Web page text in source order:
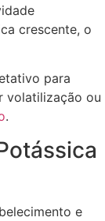
crescente, o
para
volatilização ou
.
e